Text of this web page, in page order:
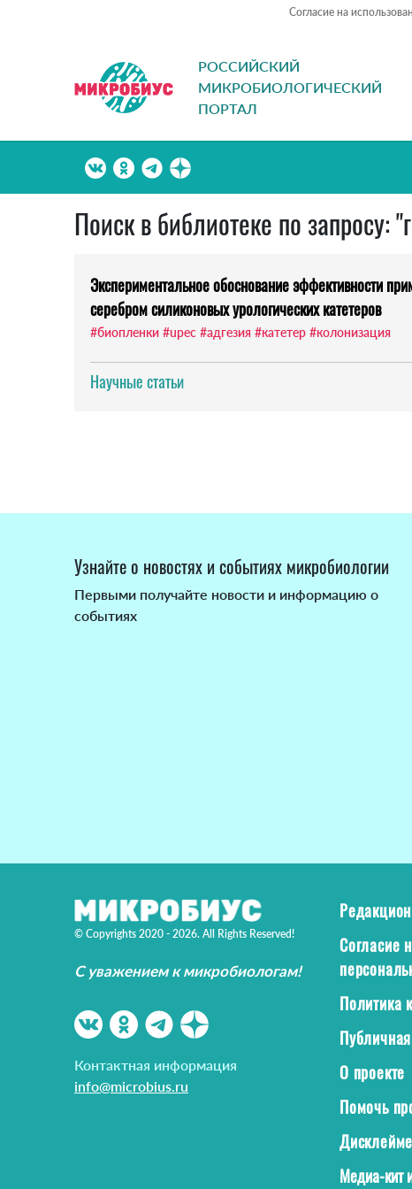
Согласие на
РОССИЙСКИЙ
МИКРОБИОЛОГИЧЕСКИЙ
ПОРТАЛ
Поиск в библиотеке по запросу:
Экспериментальное обоснование эффективности
серебром силиконовых урологических катетеров
#биопленки #upec #адгезия #катетер #колонизация
Научные статьи
Узнайте о новостях и событиях микробиологии
Первыми получайте новости и информацию о
событиях
© Copyrights 2020 - 2026. All Rights Reserved!
С уважением к микробиологам!
Контактная информация
info@microbius.ru
Согласие
Политика
О проекте
Помочь
Медиа-кит